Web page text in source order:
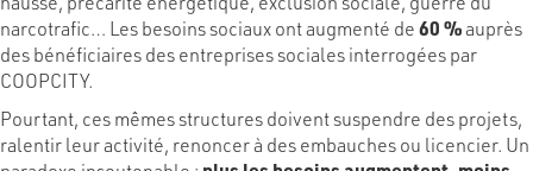
narcotrafic… Les besoins sociaux ont augmenté de60 %auprès
des bénéficiaires des entreprises sociales interrogées par
COOPCITY.
Pourtant, ces mêmes structures doivent suspendre des projets,
ralentir leur activité, renoncer à des embauches ou licencier. Un